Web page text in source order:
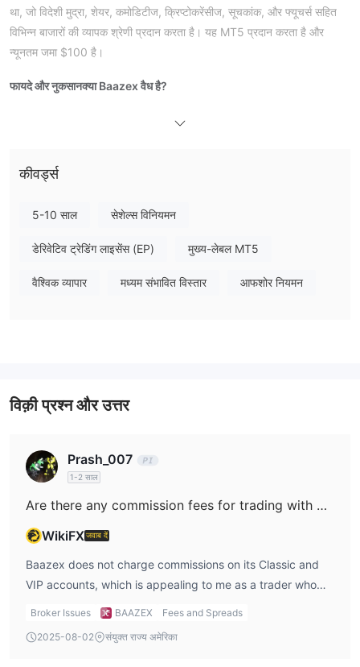
था, जो विदेशी मुद्रा, शेयर, कमोडिटीज, क्रिप्टोकरेंसीज, सूचकांक, और फ्यूचर्स सहित
विभिन्न बाजारों की व्यापक श्रेणी प्रदान करता है। यह MT5 प्रदान करता है और
न्यूनतम जमा $100 है।
फायदे और नुकसानक्या Baazex वैध है?
दलाली सेवाएं प्रदान करता है।
अब Baazex द्वारा तीन खाता प्रकार प्रदान किए जा रहे हैं।
लीवरेज और शुल्क व्यापारिक प्लेटफॉर्म
Baazex अबMT5 प्रदान करता है।
कीवर्ड्स
5-10 साल सेशेल्स विनियमन
डेरिवेटिव ट्रेडिंग लाइसेंस (EP) मुख्य-लेबल MT5
वैश्विक व्यापार मध्यम संभावित विस्तार आफशोर नियमन
विक़ी प्रश्न और उत्तर
Prash_007
1-2 साल
Are there any commission fees for trading with Baazex?
WikiFXजवाब दें
Baazex does not charge commissions on its Classic and
VIP accounts, which is appealing to me as a trader who
doesn’t want to pay extra fees for each trade. However,
mention commission details explicitly, so I would want to
Broker Issues BAAZEX
Fees and Spreads
2025-08-02
संयुक्त राज्य अमेरिका